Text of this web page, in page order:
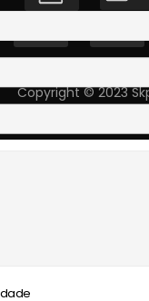
Copyright © 2023